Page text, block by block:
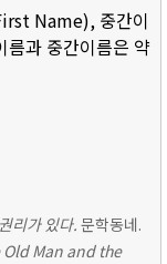
Name), 중간이
과 중간이름은 약
리가 있다. 문학동네.
Old Man and the